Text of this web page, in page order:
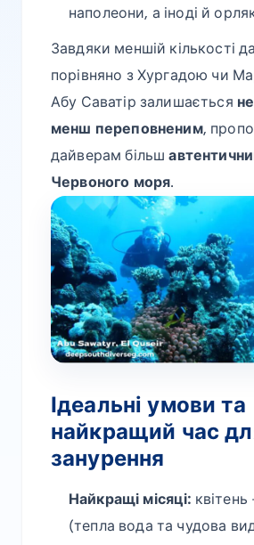
наполеони, а іноді й
Завдяки меншій кількості
порівняно з Хургадою чи
Абу Саватір залишається
менш переповненим,
дайверам більш
Червоного моря.
Ідеальні умови та
найкращий час
занурення
Найкращі місяці:
(тепла вода та чудова